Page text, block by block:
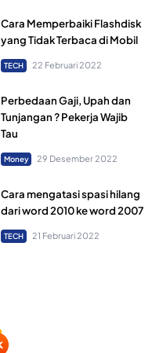
Cara Memperbaiki Flashdisk
yang Tidak Terbaca di Mobil
TECH 22 Februari 2022
Perbedaan Gaji, Upah dan
Tunjangan ? Pekerja Wajib
Tau
Money 29 Desember 2022
Cara mengatasi spasi hilang
dari word 2010 ke word 2007
TECH 21 Februari 2022